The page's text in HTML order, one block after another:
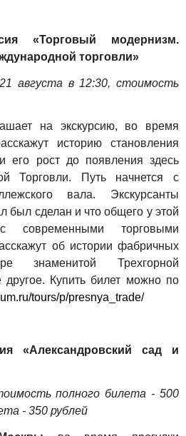
«Торговый модернизм.
торговли»
августа в 12:30, стоимость
на экскурсию, во время
историю становления
его рост до появления здесь
Торговли. Путь начнется с
вала. Экскурсанты
был сделан и что общего у этой
современными торговыми
об истории фабричных
знаменитой Трехгорной
Купить билет можно по
tours/p/presnya_trade/
«Александровский сад и
полного билета - 500
- 350 рублей